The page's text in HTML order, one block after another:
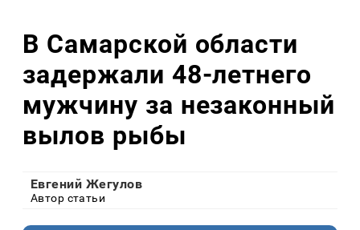
В Самарской области
задержали 48-летнего
мужчину за незаконный
вылов рыбы
Евгений Жегулов
Автор статьи